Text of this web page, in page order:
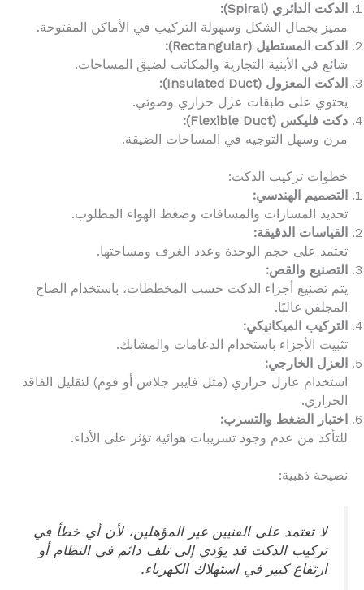
الدكت الدائري (Spiral):
مميز بجمال الشكل وسهولة التركيب في الأماكن المفتوحة.
الدكت المستطيل (Rectangular):
شائع في الأبنية التجارية والمكاتب لضيق المساحات.
الدكت المعزول (Insulated Duct):
يحتوي على طبقات عزل حراري وصوتي.
دكت فليكس (Flexible Duct):
مرن وسهل التوجيه في المساحات الضيقة.
خطوات تركيب الدكت:
التصميم الهندسي:
تحديد المسارات والمسافات وضغط الهواء المطلوب.
القياسات الدقيقة:
تعتمد على حجم الوحدة وعدد الغرف ومساحتها.
التصنيع والقص:
يتم تصنيع أجزاء الدكت حسب المخططات، باستخدام الصاج
المجلفن غالبًا.
التركيب الميكانيكي:
تثبيت الأجزاء باستخدام الدعامات والمشابك.
العزل الخارجي:
استخدام عازل حراري (مثل فايبر جلاس أو فوم) لتقليل الفاقد
الحراري.
اختبار الضغط والتسرب:
للتأكد من عدم وجود تسريبات هوائية تؤثر على الأداء.
نصيحة ذهبية:
لا تعتمد على الفنيين غير المؤهلين، لأن أي خطأ في
تركيب الدكت قد يؤدي إلى تلف دائم في النظام أو
ارتفاع كبير في استهلاك الكهرباء.